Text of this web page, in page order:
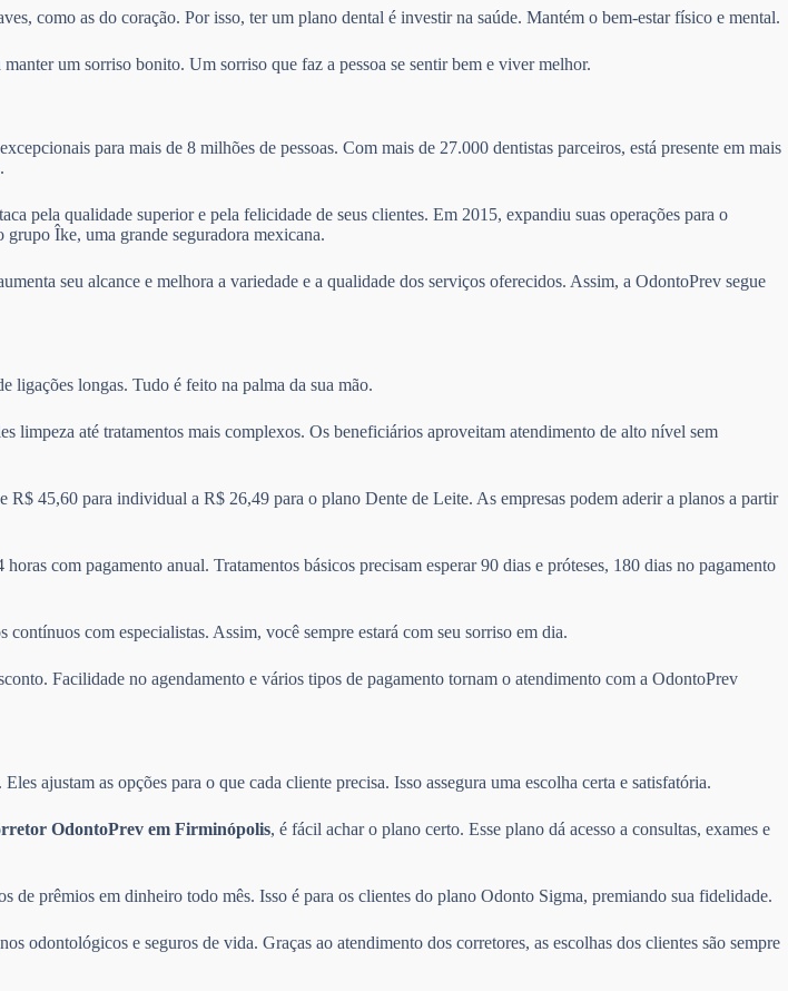
como as do coração. Por isso, ter um plano dental é investir na saúde. Mantém o bem-estar físico e mental.
um sorriso bonito. Um sorriso que faz a pessoa se sentir bem e viver melhor.
para mais de 8 milhões de pessoas. Com mais de 27.000 dentistas parceiros, está presente em mais
pela qualidade superior e pela felicidade de seus clientes. Em 2015, expandiu suas operações para o
Îke, uma grande seguradora mexicana.
seu alcance e melhora a variedade e a qualidade dos serviços oferecidos. Assim, a OdontoPrev segue
ligações longas. Tudo é feito na palma da sua mão.
limpeza até tratamentos mais complexos. Os beneficiários aproveitam atendimento de alto nível sem
45,60 para individual a R$ 26,49 para o plano Dente de Leite. As empresas podem aderir a planos a partir
com pagamento anual. Tratamentos básicos precisam esperar 90 dias e próteses, 180 dias no pagamento
com especialistas. Assim, você sempre estará com seu sorriso em dia.
Facilidade no agendamento e vários tipos de pagamento tornam o atendimento com a OdontoPrev
ajustam as opções para o que cada cliente precisa. Isso assegura uma escolha certa e satisfatória.
OdontoPrev em Firminópolis, é fácil achar o plano certo. Esse plano dá acesso a consultas, exames e
de prêmios em dinheiro todo mês. Isso é para os clientes do plano Odonto Sigma, premiando sua fidelidade.
odontológicos e seguros de vida. Graças ao atendimento dos corretores, as escolhas dos clientes são sempre